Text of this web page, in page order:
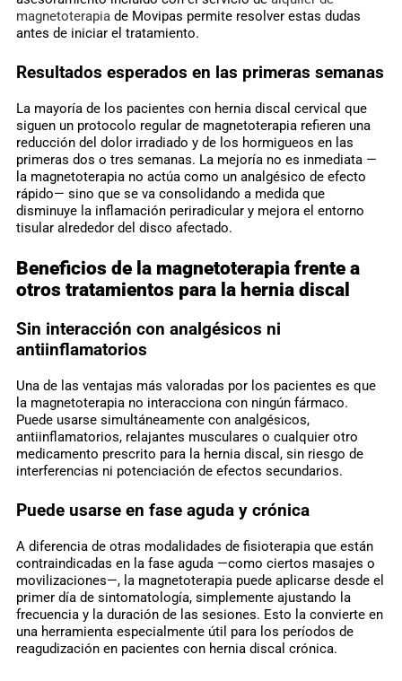
magnetoterapiade Movipas permite resolver estas dudas
antes de iniciar el tratamiento.
Resultados esperados en las primeras semanas
La mayoría de los pacientes con hernia discal cervical que
siguen un protocolo regular de magnetoterapia refieren una
reducción del dolor irradiado y de los hormigueos en las
primeras dos o tres semanas. La mejoría no es inmediata —
la magnetoterapia no actúa como un analgésico de efecto
rápido— sino que se va consolidando a medida que
disminuye la inflamación periradicular y mejora el entorno
tisular alrededor del disco afectado.
Beneficios de la magnetoterapia frente a
otros tratamientos para la hernia discal
Sin interacción con analgésicos ni
antiinflamatorios
Una de las ventajas más valoradas por los pacientes es que
la magnetoterapia no interacciona con ningún fármaco.
Puede usarse simultáneamente con analgésicos,
antiinflamatorios, relajantes musculares o cualquier otro
medicamento prescrito para la hernia discal, sin riesgo de
interferencias ni potenciación de efectos secundarios.
Puede usarse en fase aguda y crónica
A diferencia de otras modalidades de fisioterapia que están
contraindicadas en la fase aguda —como ciertos masajes o
movilizaciones—, la magnetoterapia puede aplicarse desde el
primer día de sintomatología, simplemente ajustando la
frecuencia y la duración de las sesiones. Esto la convierte en
una herramienta especialmente útil para los períodos de
reagudización en pacientes con hernia discal crónica.